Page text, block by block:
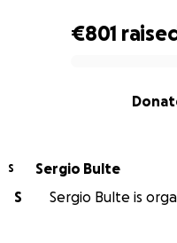
€801 raised
S
Sergio Bulte
S
Sergio Bulte is